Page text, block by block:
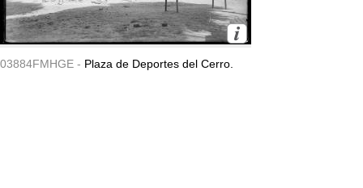
03884FMHGE - Plaza de Deportes del Cerro.